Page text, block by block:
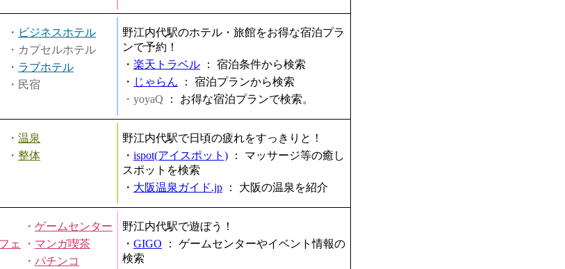
・ ビジネスホテル
・カプセルホテル
・ ラブホテル
・民宿
野江内代駅のホテル・旅館をお得な宿泊プラ
ンで予約！
・ 楽天トラベル ： 宿泊条件から検索
・ じゃらん ： 宿泊プランから検索
・yoyaQ ： お得な宿泊プランで検索。
・ 温泉
・ 整体
野江内代駅で日頃の疲れをすっきりと！
・ ispot(アイスポット) ： マッサージ等の癒し
スポットを検索
・ 大阪温泉ガイド.jp ： 大阪の温泉を紹介
・ ゲームセンター
ェ ・ マンガ喫茶
・ パチンコ
野江内代駅で遊ぼう！
・ GIGO ： ゲームセンターやイベント情報の
検索